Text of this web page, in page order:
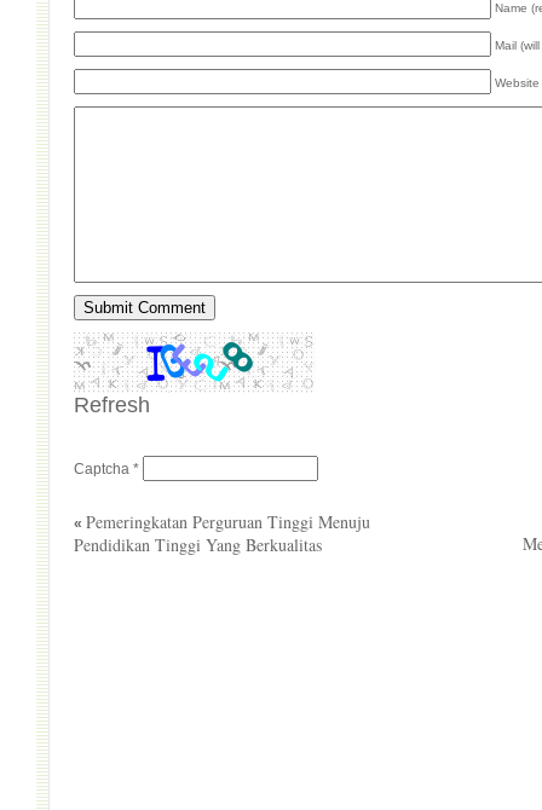
Name
Mail
Website
Refresh
Captcha *
« Pemeringkatan Perguruan Tinggi Menuju
Pendidikan Tinggi Yang Berkualitas